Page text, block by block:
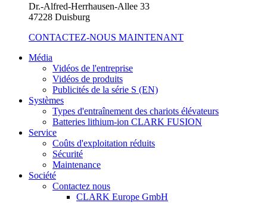
Dr.-Alfred-Herrhausen-Allee 33
47228 Duisburg
CONTACTEZ-NOUS MAINTENANT
Média
Vidéos de l'entreprise
Vidéos de produits
Publicités de la série S (EN)
Systèmes
Types d'entraînement des chariots élévateurs
Batteries lithium-ion CLARK FUSION
Service
Coûts d'exploitation réduits
Sécurité
Maintenance
Société
Contactez nous
CLARK Europe GmbH